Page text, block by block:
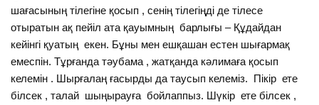
шағасының тілегіне қосып , сенің тілегіңді де тілесе
отыратын ақ пейіл ата қауымның барлығы – Құдайдан
кейінгі қуатың екен. Бұны мен ешқашан естен шығармақ
емеспін. Тұрғанда тәубама , жатқанда кәлимаға қосып
келемін . Шырғалаң ғасырды да таусып келеміз. Пікір ете
білсек , талай шыңырауға бойлаппыз. Шүкір ете білсек ,